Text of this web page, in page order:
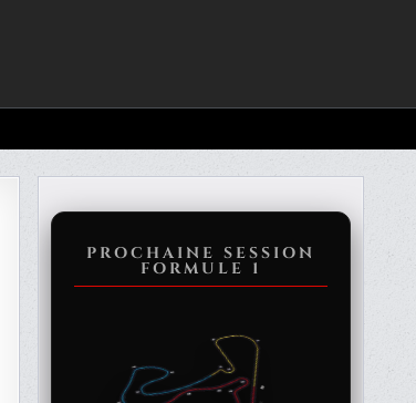
PROCHAINE SESSION
FORMULE 1